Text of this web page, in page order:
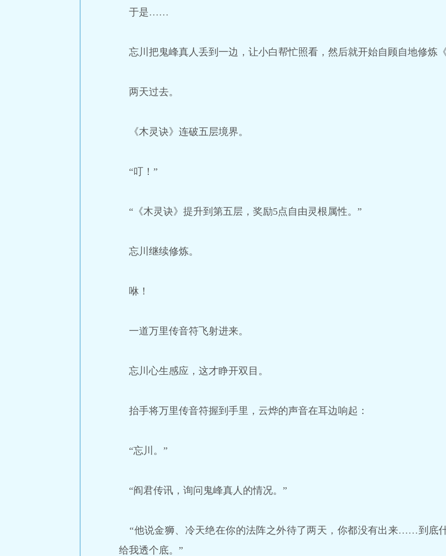
于是……
忘川把鬼峰真人丢到一边，让小白帮忙照看，然后就开始自顾自地修
两天过去。
《木灵诀》连破五层境界。
“叮！”
“《木灵诀》提升到第五层，奖励5点自由灵根属性。”
忘川继续修炼。
咻！
一道万里传音符飞射进来。
忘川心生感应，这才睁开双目。
抬手将万里传音符握到手里，云烨的声音在耳边响起：
“忘川。”
“阎君传讯，询问鬼峰真人的情况。”
“他说金狮、冷天绝在你的法阵之外待了两天，你都没有出来……到底
给我透个底。”